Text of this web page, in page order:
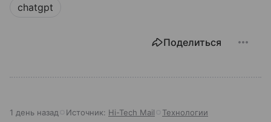
chatgpt
Поделиться
1 день назад Источник: Hi-Tech Mail Технологии